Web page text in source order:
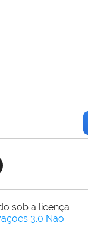
sob a licença
3.0 Não